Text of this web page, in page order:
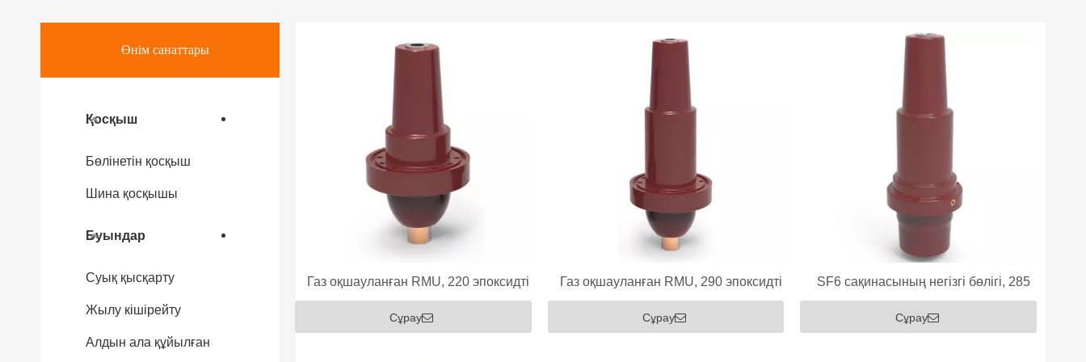
Өнім санаттары
Қосқыш
Бөлінетін қосқыш
Шина қосқышы
Буындар
Суық қысқарту
Жылу кішірейту
Алдын ала құйылған
SF6 сақинасының негізгі бөлігі, 285
эпоксидті төлке
Сұрау
Газ оқшауланған RMU, 290 эпоксидті
втулка
Сұрау
Газ оқшауланған RMU, 220 эпоксидті
втулка
Сұрау